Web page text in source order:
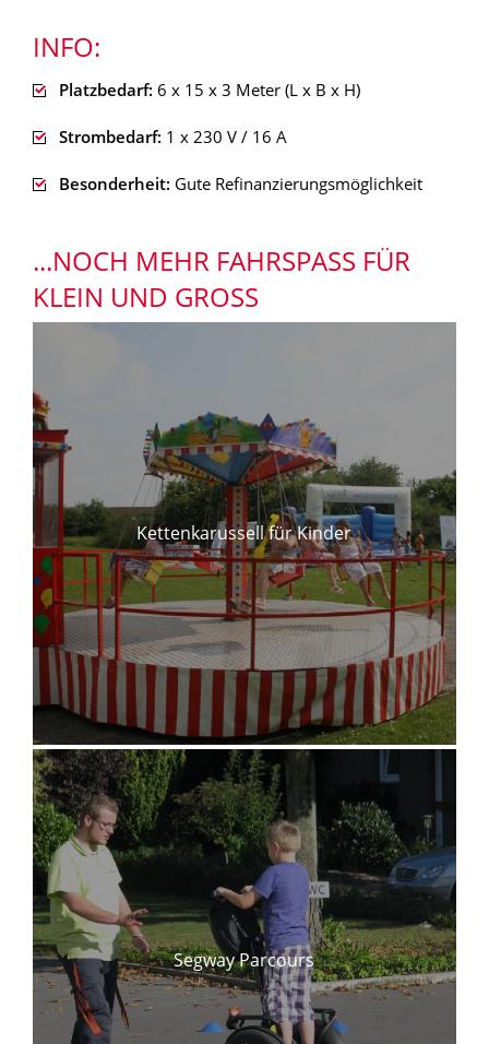
INFO:
Platzbedarf: 6 x 15 x 3 Meter (L x B x H)
Strombedarf: 1 x 230 V / 16 A
Besonderheit: Gute Refinanzierungsmöglichkeit
...NOCH MEHR FAHRSPASS FÜR K
LEIN UND GROSS
Kettenkarussell für Kinder
Segway Parcours